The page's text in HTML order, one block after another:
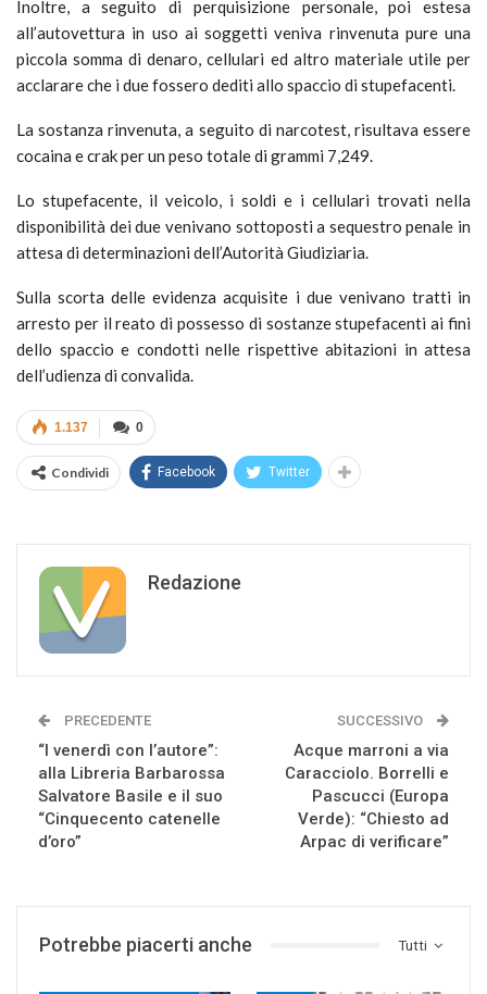
Inoltre, a seguito di perquisizione personale, poi estesa
all’autovettura in uso ai soggetti veniva rinvenuta pure una
piccola somma di denaro, cellulari ed altro materiale utile per
acclarare che i due fossero dediti allo spaccio di stupefacenti.
La sostanza rinvenuta, a seguito di narcotest, risultava essere
cocaina e crak per un peso totale di grammi 7,249.
Lo stupefacente, il veicolo, i soldi e i cellulari trovati nella
disponibilità dei due venivano sottoposti a sequestro penale in
attesa di determinazioni dell’Autorità Giudiziaria.
Sulla scorta delle evidenza acquisite i due venivano tratti in
arresto per il reato di possesso di sostanze stupefacenti ai fini
dello spaccio e condotti nelle rispettive abitazioni in attesa
dell’udienza di convalida.
0
1.137
Condividi Facebook Twitter
Redazione
PRECEDENTE
“I venerdì con l’autore”:
alla Libreria Barbarossa
Salvatore Basile e il suo
“Cinquecento catenelle
d’oro”
SUCCESSIVO
Acque marroni a via
Caracciolo. Borrelli e
Pascucci (Europa
Verde): “Chiesto ad
Arpac di verificare”
Tutti
Potrebbe piacerti anche